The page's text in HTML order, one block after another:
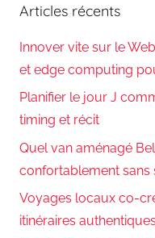
Articles récents
Innover vite sur le
et edge computing
Planifier le jour J
timing et récit
Quel van aménagé
confortablement sans
Voyages locaux co-
itinéraires authentiques